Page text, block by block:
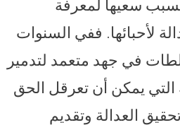
سعيها لمعرفة
لأحبائها. ففي السنوات
في جهد متعمد لتدمير
التي يمكن أن تعرقل الحق
العدالة وتقديم